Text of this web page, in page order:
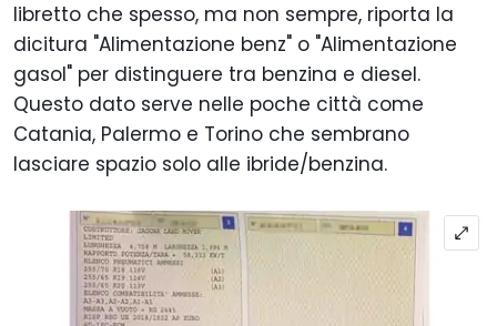
libretto che spesso, ma non sempre, riporta la
dicitura "Alimentazione benz" o "Alimentazione
gasol" per distinguere tra benzina e diesel.
Questo dato serve nelle poche città come
Catania, Palermo e Torino che sembrano
lasciare spazio solo alle ibride/benzina.